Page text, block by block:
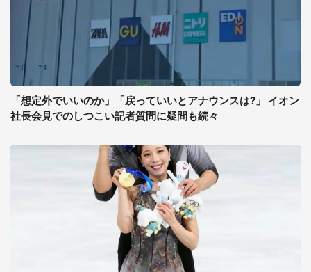
「想定外でいいのか」「戻っていいとアナウンスは?」 イオン
社長会見でのしつこい記者質問に疑問も続々